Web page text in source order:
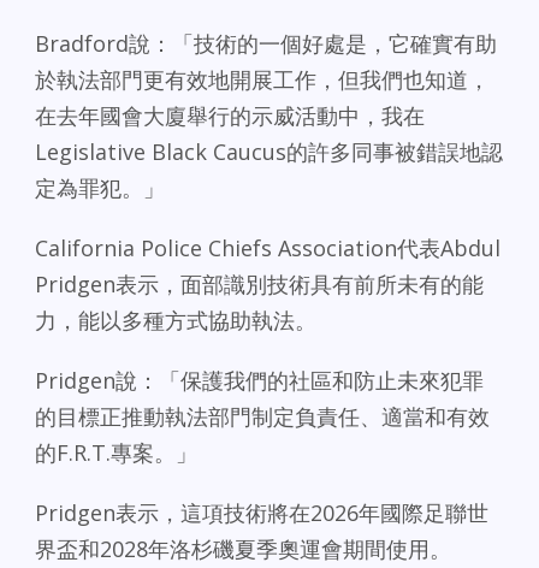
Bradford說：「技術的一個好處是，它確實有助
於執法部門更有效地開展工作，但我們也知道，
在去年國會大廈舉行的示威活動中，我在
Legislative Black Caucus的許多同事被錯誤地認
定為罪犯。」
California Police Chiefs Association代表Abdul
Pridgen表示，面部識別技術具有前所未有的能
力，能以多種方式協助執法。
Pridgen說：「保護我們的社區和防止未來犯罪
的目標正推動執法部門制定負責任、適當和有效
的F.R.T.專案。」
Pridgen表示，這項技術將在2026年國際足聯世
界盃和2028年洛杉磯夏季奧運會期間使用。